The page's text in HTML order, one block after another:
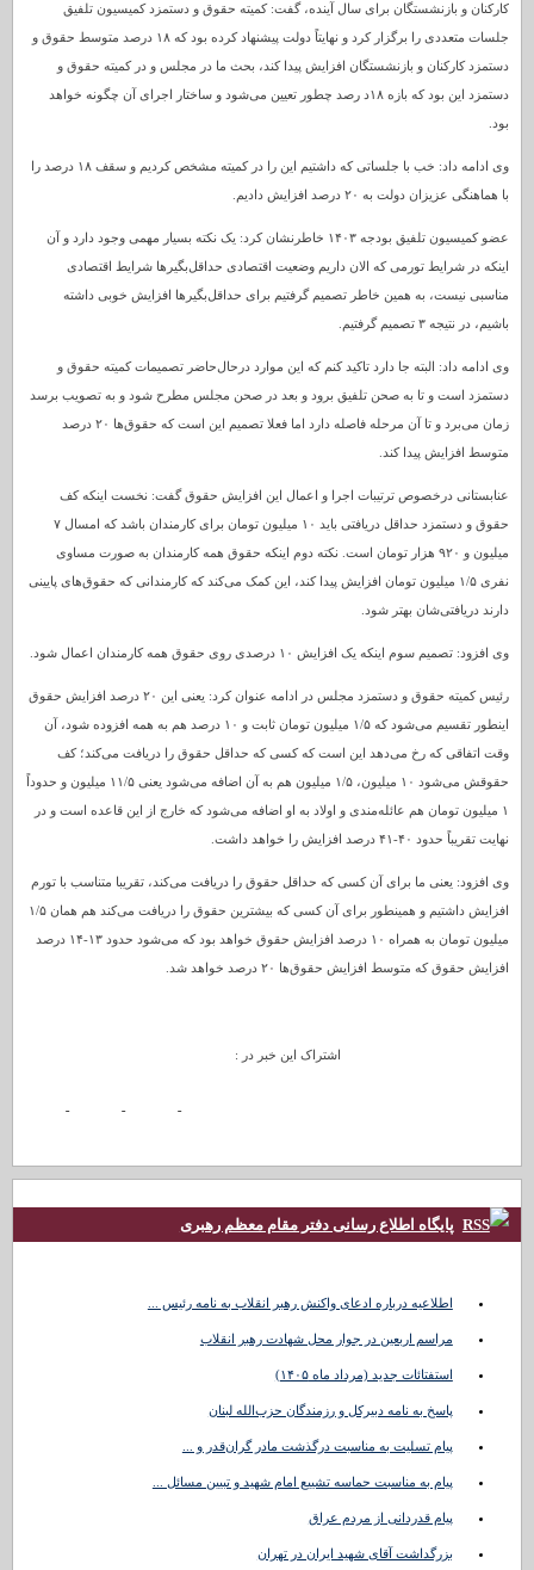
کارکنان و بازنشستگان برای سال آینده، گفت: کمیته حقوق و دستمزد کمیسیون تلفیق
جلسات متعددی را برگزار کرد و نهایتاً دولت پیشنهاد کرده بود که ۱۸ درصد متوسط حقوق و
دستمزد کارکنان و بازنشستگان افزایش پیدا کند، بحث ما در مجلس و در کمیته حقوق و
دستمزد این بود که بازه ۱۸د رصد چطور تعیین می‌شود و ساختار اجرای آن چگونه خواهد
بود.
وی ادامه داد: خب با جلساتی که داشتیم این را در کمیته مشخص کردیم و سقف ۱۸ درصد را
با هماهنگی عزیزان دولت به ۲۰ درصد افزایش دادیم.
عضو کمیسیون تلفیق بودجه ۱۴۰۳ خاطرنشان کرد: یک نکته بسیار مهمی وجود دارد و آن
اینکه در شرایط تورمی که الان داریم وضعیت اقتصادی حداقل‌بگیرها شرایط اقتصادی
مناسبی نیست، به همین خاطر تصمیم گرفتیم برای حداقل‌بگیرها افزایش خوبی داشته
باشیم، در نتیجه ۳ تصمیم گرفتیم.
وی ادامه داد: البته جا دارد تاکید کنم که این موارد درحال‌حاضر تصمیمات کمیته حقوق و
دستمزد است و تا به صحن تلفیق برود و بعد در صحن مجلس مطرح شود و به تصویب برسد
زمان می‌برد و تا آن مرحله فاصله دارد اما فعلا تصمیم این است که حقوق‌ها ۲۰ درصد
متوسط افزایش پیدا کند.
عنابستانی درخصوص ترتیبات اجرا و اعمال این افزایش حقوق گفت: نخست اینکه کف
حقوق و دستمزد حداقل دریافتی باید ۱۰ میلیون تومان برای کارمندان باشد که امسال ۷
میلیون و ۹۲۰ هزار تومان است. نکته دوم اینکه حقوق همه کارمندان به صورت مساوی
نفری ۱/۵ میلیون تومان افزایش پیدا کند، این کمک می‌کند که کارمندانی که حقوق‌های پایینی
دارند دریافتی‌شان بهتر شود.
وی افزود: تصمیم سوم اینکه یک افزایش ۱۰ درصدی روی حقوق همه کارمندان اعمال شود.
رئیس کمیته حقوق و دستمزد مجلس در ادامه عنوان کرد: یعنی این ۲۰ درصد افزایش حقوق
اینطور تقسیم می‌شود که ۱/۵ میلیون تومان ثابت و ۱۰ درصد هم به همه افزوده شود، آن
وقت اتفاقی که رخ می‌دهد این است که کسی که حداقل حقوق را دریافت می‌کند؛ کف
حقوقش می‌شود ۱۰ میلیون، ۱/۵ میلیون هم به آن اضافه می‌شود یعنی ۱۱/۵ میلیون و حدوداً
۱ میلیون تومان هم عائله‌مندی و اولاد به او اضافه می‌شود که خارج از این قاعده است و در
نهایت تقریباً حدود ۴۰-۴۱ درصد افزایش را خواهد داشت.
وی افزود: یعنی ما برای آن کسی که حداقل حقوق را دریافت می‌کند، تقریبا متناسب با تورم
افزایش داشتیم و همینطور برای آن کسی که بیشترین حقوق را دریافت می‌کند هم همان ۱/۵
میلیون تومان به همراه ۱۰ درصد افزایش حقوق خواهد بود که می‌شود حدود ۱۳-۱۴ درصد
افزایش حقوق که متوسط افزایش حقوق‌ها ۲۰ درصد خواهد شد.
اشتراک این خبر در :
پایگاه اطلاع رسانی دفتر مقام معظم رهبری
اطلاعیه درباره ادعای واکنش رهبر انقلاب به نامه رئیس ...
مراسم اربعین در جوار محل شهادت رهبر انقلاب
استفتائات جدید (مرداد ماه ۱۴۰۵)
پاسخ به نامه دبیرکل و رزمندگان حزب‌الله لبنان
پیام تسلیت به مناسبت درگذشت مادر گران‌قدر و ...
پیام به مناسبت حماسه تشییع امام شهید و تبیین مسائل ...
پیام قدردانی از مردم عراق
بزرگداشت آقای شهید ایران در تهران